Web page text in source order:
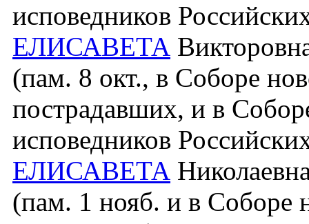
исповедников
ЕЛИСАВЕТА
(пам. 8 окт., в Соборе
пострадавших, и в
исповедников
ЕЛИСАВЕТА
(пам. 1 нояб. и в Соборе